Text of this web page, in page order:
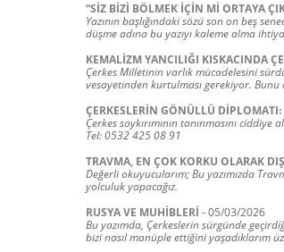
“SİZ BİZİ BÖLMEK İÇİN Mİ ORTAYA
Yazının başlığındaki sözü son on beş
düşme adına bu yazıyı kaleme alma
KEMALİZM YANCILIĞI KISKACINDA
Çerkes Milletinin varlık mücadelesini
vesayetinden kurtulması gerekiyor. Bunu
ÇERKESLERİN GÖNÜLLÜ
Çerkes soykırımının tanınmasını
Tel: 0532 425 08 91
TRAVMA, EN ÇOK KORKU OLARAK
Değerli okuyucularım; Bu yazımızda
yolculuk yapacağız.
RUSYA VE MUHİBLERİ -05/03/2026
Bu yazımda, Çerkeslerin sürgünde
bizi nasıl manüple ettiğini yaşadıklarım